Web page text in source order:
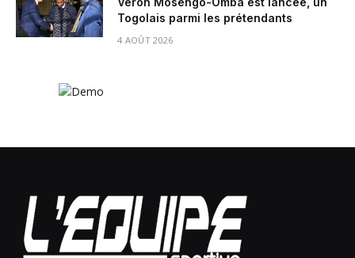
Togolais parmi les prétendants
4 AOÛT 2026